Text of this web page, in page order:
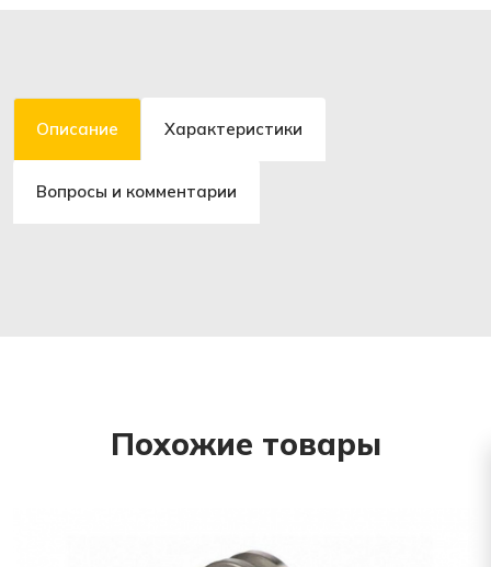
Описание Характеристики
Вопросы и комментарии
Похожие товары